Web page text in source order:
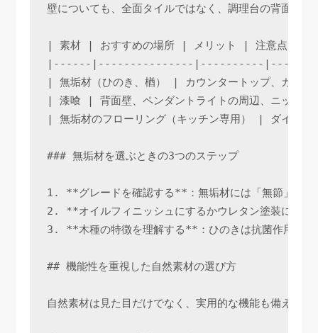
壁についても、全面タイルではなく、調理台の背面だ
| 素材 | おすすめの場所 | メリット | 注意点 |
|------|---------------|----------
| 無垢材（ひのき、楢） | カウンタートップ、カッ
| 漆喰 | 背面壁、ペンダントライトの周辺、ニッチ
| 無垢材のフローリング（キッチン専用） | ダイニ
### 無垢材を選ぶときの3つのステップ
1. **グレードを確認する**：無垢材には「無節」や「
2. **オイルフィニッシュにするかウレタン塗装にする
3. **木種の特徴を理解する**：ひのきは抗菌作用と香
## 機能性を重視した自然素材の選び方
自然素材は見た目だけでなく、実用的な機能も備えて